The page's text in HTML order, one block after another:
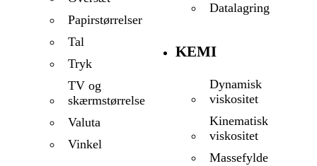
Papirstørrelser
Tal
Tryk
TV og
skærmstørrelse
Valuta
Vinkel
Datalagring
KEMI
Dynamisk
viskositet
Kinematisk
viskositet
Massefylde